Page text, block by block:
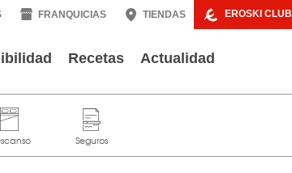
EROSKI CLUB
FRANQUICIAS TIENDAS
Recetas Actualidad